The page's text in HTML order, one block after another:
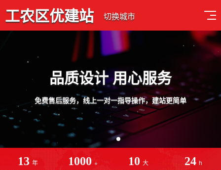
工农区优建站 切换城市
品质设计 用心服务
免费售后服务，线上一对一指导操作，建站更简单
13 年
1000 +
10 大
24 h